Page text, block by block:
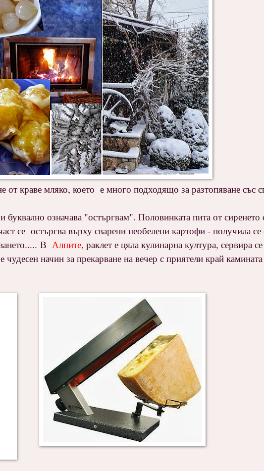
от краве мляко, което е много подходящо за разтопяване със
означава "остъргвам". Половинката пита от сиренето
се остъргва върху сварени необелени картофи - получила се
В Алпите, раклет е цяла кулинарна култура, сервира
начин за прекарване на вечер с приятели край